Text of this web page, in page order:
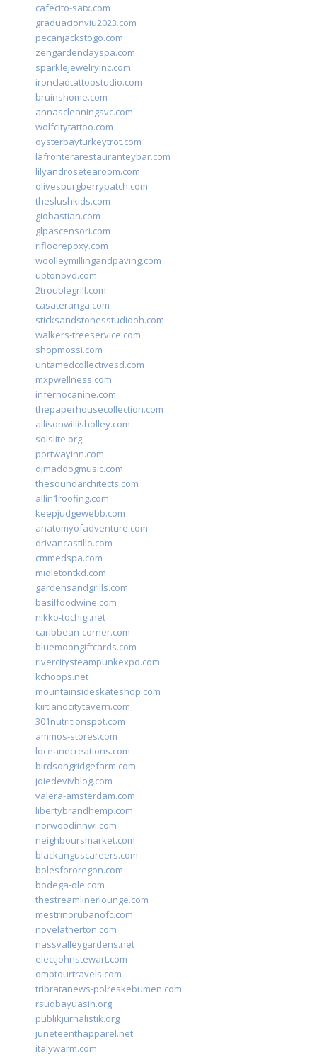
cafecito-satx.com
graduacionviu2023.com
pecanjackstogo.com
zengardendayspa.com
sparklejewelryinc.com
ironcladtattoostudio.com
bruinshome.com
annascleaningsvc.com
wolfcitytattoo.com
oysterbayturkeytrot.com
lafronterarestauranteybar.com
lilyandrosetearoom.com
olivesburgberrypatch.com
theslushkids.com
giobastian.com
glpascensori.com
rifloorepoxy.com
woolleymillingandpaving.com
uptonpvd.com
2troublegrill.com
casateranga.com
sticksandstonesstudiooh.com
walkers-treeservice.com
shopmossi.com
untamedcollectivesd.com
mxpwellness.com
infernocanine.com
thepaperhousecollection.com
allisonwillisholley.com
solslite.org
portwayinn.com
djmaddogmusic.com
thesoundarchitects.com
allin1roofing.com
keepjudgewebb.com
anatomyofadventure.com
drivancastillo.com
cmmedspa.com
midletontkd.com
gardensandgrills.com
basilfoodwine.com
nikko-tochigi.net
caribbean-corner.com
bluemoongiftcards.com
rivercitysteampunkexpo.com
kchoops.net
mountainsideskateshop.com
kirtlandcitytavern.com
301nutritionspot.com
ammos-stores.com
loceanecreations.com
birdsongridgefarm.com
joiedevivblog.com
valera-amsterdam.com
libertybrandhemp.com
norwoodinnwi.com
neighboursmarket.com
blackanguscareers.com
bolesfororegon.com
bodega-ole.com
thestreamlinerlounge.com
mestrinorubanofc.com
novelatherton.com
nassvalleygardens.net
electjohnstewart.com
omptourtravels.com
tribratanews-polreskebumen.com
rsudbayuasih.org
publikjurnalistik.org
juneteenthapparel.net
italywarm.com